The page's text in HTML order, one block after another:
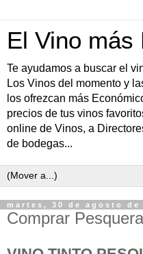
El Vino más
Te ayudamos a buscar el
Los Vinos del momento y
los ofrezcan más
precios de tus vinos
online de Vinos, a
de bodegas...
martes, 30 de agosto de
Comprar